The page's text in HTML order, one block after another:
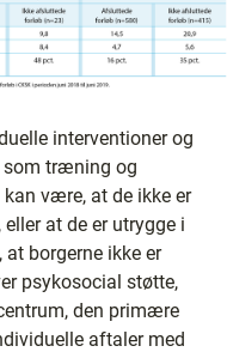
interventioner og
som træning og
være, at de ikke er
at de er utrygge i
borgerne ikke er
psykosocial støtte,
den primære
aftaler med